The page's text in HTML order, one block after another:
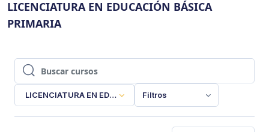
LICENCIATURA EN EDUCACIÓN BÁSICA
PRIMARIA
Buscar cursos
Buscar cursos
LICENCIATURA EN EDUCACIÓN BÁSICA PRIMARIA
Filtros